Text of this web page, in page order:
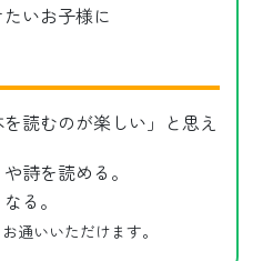
いお子様に
読むのが楽しい」と思え
詩を読める。
る。
通いいただけます。